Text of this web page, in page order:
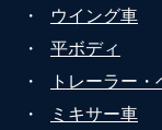
・ ウイング車
・
平ボディ
・
トレーラー・
・
ミキサー車